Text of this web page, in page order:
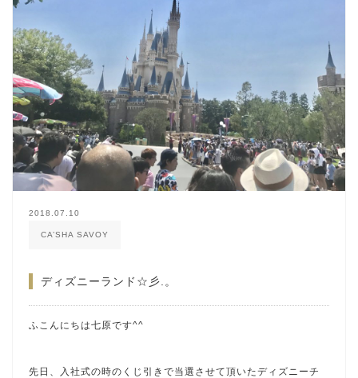
2018.07.10
CA’SHA SAVOY
ディズニーランド☆彡.。
ふこんにちは七原です^^
先日、入社式の時のくじ引きで当選させて頂いたディズニーチ